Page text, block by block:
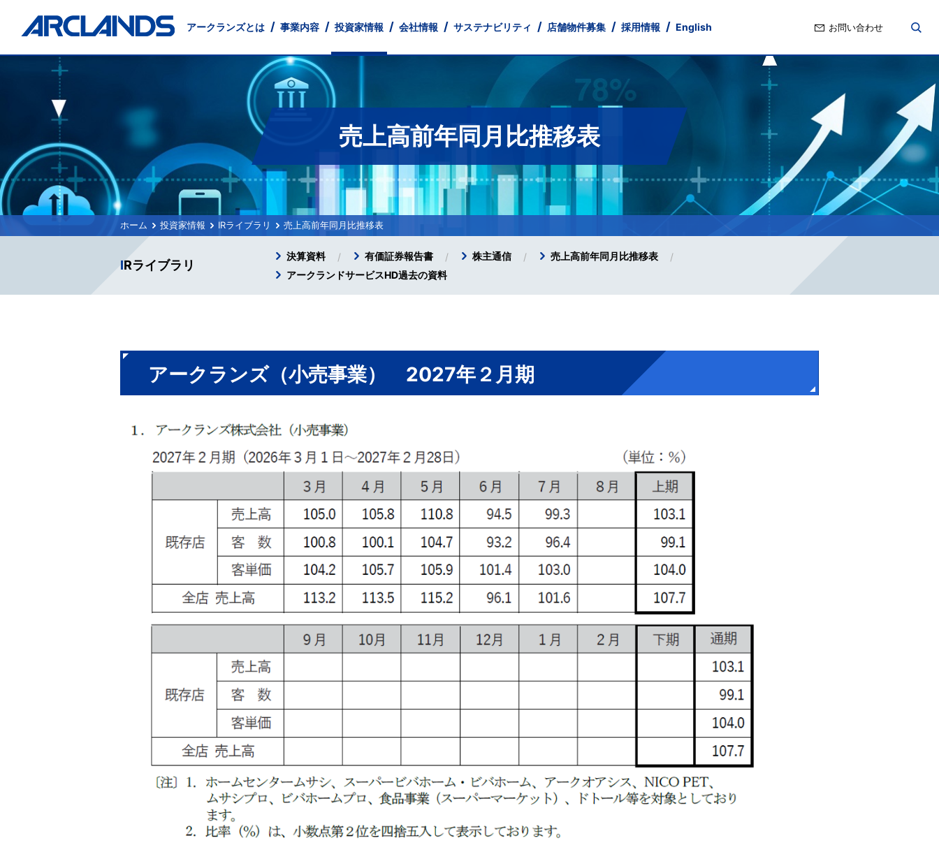
投資家情報 IRライブラリ 売上高前年同月比推移表
売上高前年同月比推移表
IRライブラリ
決算資料 有価証券報告書 株主通信
売上高前年同月比推移表
アークランドサービスHD過去の資料
アークランズ（小売事業） 2027年２月期
お問い合わせ
アークランズとは
小売事業 フィットネス事業 不動産事業
事業内容
IRニュース IRライブラリ 株式情報 IRカレンダー
IRよくあるご質問
IRお問い合わせ
電子公告
投資家情報
会社概要 交通アクセス 店舗ネットワーク 経営理念
会社情報
サステナビリティ
環境に配慮した事業経営 地域社会とともに 人的資本情報 健康経営宣言 コーポレート・ガバナンス
サステナビリティ
出店候補地募集 テナント募集
店舗物件募集
新卒採用 インターンシップ 中途採用 パート・アルバイト採用
採用情報
Management Principles Company Profile Our Company IR Library Monthly Trend Stock Information
English